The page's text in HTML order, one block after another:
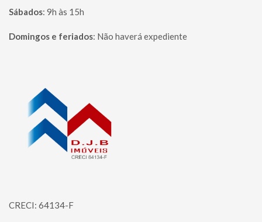
Sábados: 9h às 15h
Domingos e feriados: Não haverá expediente
CRECI: 64134-F